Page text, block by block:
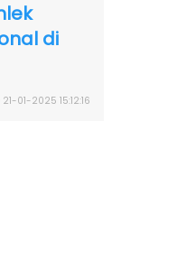
di
21-01-2025 15:12:16